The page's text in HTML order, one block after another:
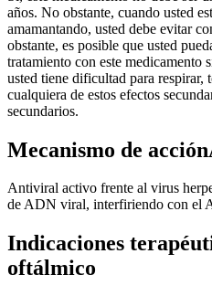
años. No obstante, cuando usted
amamantando, usted debe evitar
obstante, es posible que usted
tratamiento con este medicamento
usted tiene dificultad para respirar,
cualquiera de estos efectos
secundarios.
Mecanismo de
Antiviral activo frente al virus
de ADN viral, interfiriendo con el
Indicaciones
oftálmico